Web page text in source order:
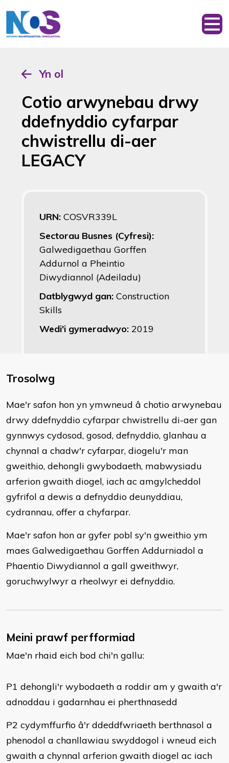
Yn ol
Cotio arwynebau drwy
ddefnyddio cyfarpar
chwistrellu di-aer
LEGACY
URN: COSVR339L
Sectorau Busnes (Cyfresi):
Galwedigaethau Gorffen
Addurnol a Pheintio
Diwydiannol (Adeiladu)
Datblygwyd gan: Construction
Skills
Wedi'i gymeradwyo: 2019
Trosolwg
Mae'r safon hon yn ymwneud â chotio arwynebau
drwy ddefnyddio cyfarpar chwistrellu di-aer gan
gynnwys cydosod, gosod, defnyddio, glanhau a
chynnal a chadw'r cyfarpar, diogelu'r man
gweithio, dehongli gwybodaeth, mabwysiadu
arferion gwaith diogel, iach ac amgylcheddol
gyfrifol a dewis a defnyddio deunyddiau,
cydrannau, offer a chyfarpar.
Mae'r safon hon ar gyfer pobl sy'n gweithio ym
maes Galwedigaethau Gorffen Addurniadol a
Phaentio Diwydiannol a gall gweithwyr,
goruchwylwyr a rheolwyr ei defnyddio.
Meini prawf perfformiad
Mae'n rhaid eich bod chi'n gallu:
P1 dehongli'r wybodaeth a roddir am y gwaith a'r
adnoddau i gadarnhau ei pherthnasedd
P2 cydymffurfio â'r ddeddfwriaeth berthnasol a
phenodol a chanllawiau swyddogol i wneud eich
gwaith a chynnal arferion gwaith diogel ac iach